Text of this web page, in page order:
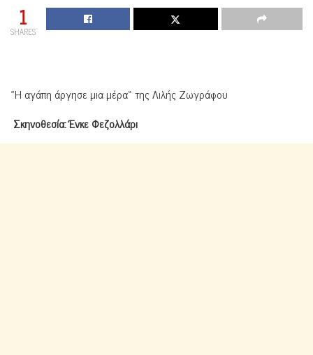
1
SHARES
«Η αγάπη άργησε μια μέρα» της Λιλής Ζωγράφου
Σκηνοθεσία: Ένκε Φεζολλάρι